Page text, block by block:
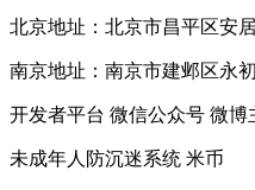
北京地址：北京市昌平区安
南京地址：南京市建邺区永
开发者平台 微信公众号 微博
未成年人防沉迷系统 米币